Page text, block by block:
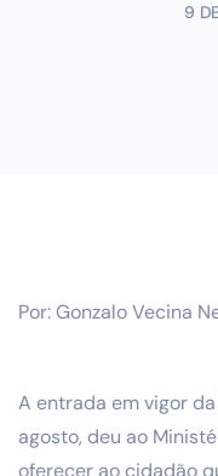
9
Por: Gonzalo Vecina
A entrada em vigor
agosto, deu ao
oferecer ao cidadão